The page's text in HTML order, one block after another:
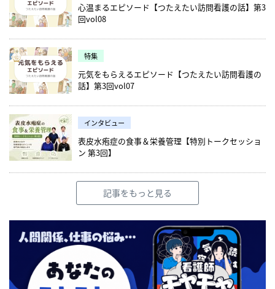
心温まるエピソード【つたえたい訪問看護の話】第3
回vol08
特集
元気をもらえるエピソード【つたえたい訪問看護の
話】第3回vol07
インタビュー
表皮水疱症の食事＆栄養管理【特別トークセッショ
ン 第3回】
記事をもっと見る